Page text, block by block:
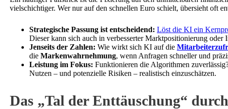
vielschichtiger. Wer nur auf den schnellen Euro schielt, übersieht oft
Strategische Passung ist entscheidend: Löst die KI ein
Dieser kann sich auch in verbesserter Marktpositionierung
Jenseits der Zahlen: Wie wirkt sich KI auf die
die Markenwahrnehmung, wenn Anfragen schneller und
Leistung im Fokus: Funktionieren die Algorithmen
Nutzen – und potenzielle Risiken – realistisch einzuschätzen.
Das „Tal der Enttäuschung“